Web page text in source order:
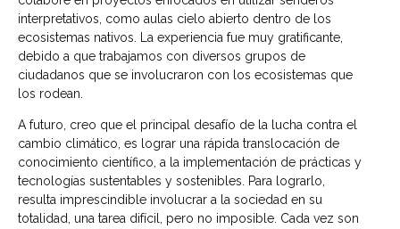
interpretativos, como aulas cielo abierto dentro de los
ecosistemas nativos. La experiencia fue muy gratificante,
debido a que trabajamos con diversos grupos de
ciudadanos que se involucraron con los ecosistemas que
los rodean.
A futuro, creo que el principal desafío de la lucha contra el
cambio climático, es lograr una rápida translocación de
conocimiento científico, a la implementación de prácticas y
tecnologías sustentables y sostenibles. Para lograrlo,
resulta imprescindible involucrar a la sociedad en su
totalidad, una tarea difícil, pero no imposible. Cada vez son